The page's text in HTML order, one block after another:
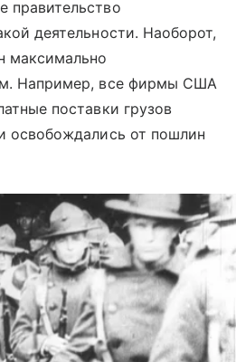
правительство
деятельности. Наоборот,
максимально
Например, все фирмы США
поставки грузов
освобождались от пошлин